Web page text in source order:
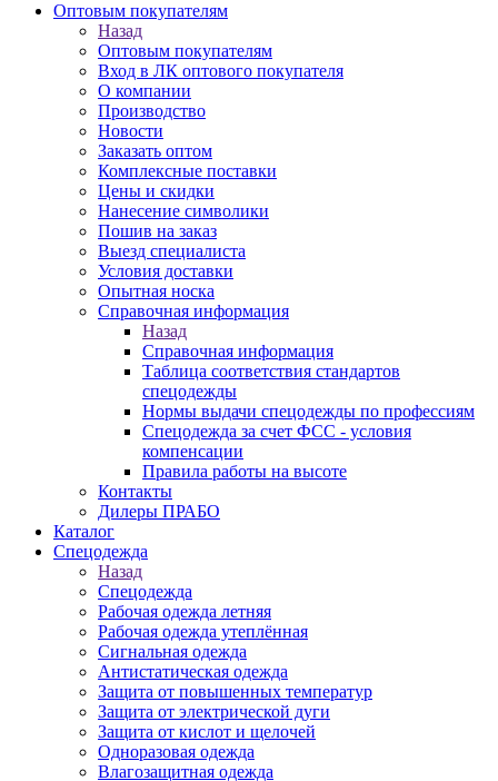
Оптовым покупателям
Назад
Оптовым покупателям
Вход в ЛК оптового покупателя
О компании
Производство
Новости
Заказать оптом
Комплексные поставки
Цены и скидки
Нанесение символики
Пошив на заказ
Выезд специалиста
Условия доставки
Опытная носка
Справочная информация
Назад
Справочная информация
Таблица соответствия стандартов
спецодежды
Нормы выдачи спецодежды по профессиям
Спецодежда за счет ФСС - условия
компенсации
Правила работы на высоте
Контакты
Дилеры ПРАБО
Каталог
Спецодежда
Назад
Спецодежда
Рабочая одежда летняя
Рабочая одежда утеплённая
Сигнальная одежда
Антистатическая одежда
Защита от повышенных температур
Защита от электрической дуги
Защита от кислот и щелочей
Одноразовая одежда
Влагозащитная одежда